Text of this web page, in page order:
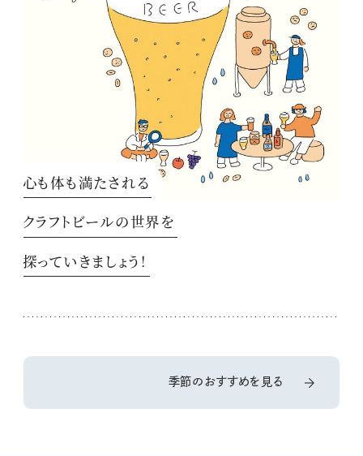
心も体も満たされる
クラフトビールの世界を
探っていきましょう！
季節のおすすめを見る